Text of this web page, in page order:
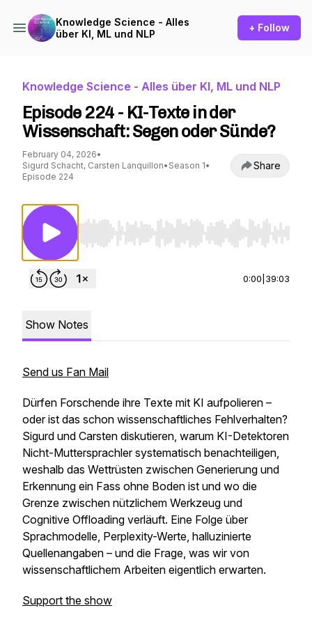
Knowledge Science - Alles
über KI, ML und NLP
+ Follow
Knowledge Science - Alles über KI, ML und NLP
Episode 224 - KI-Texte in der
Wissenschaft: Segen oder Sünde?
February 04, 2026•
Sigurd Schacht, Carsten Lanquillon• Season 1•
Episode 224
Share
Use Left/Right to seek, Home/End to jump to
0:00 39:03
Show Notes
Send us Fan Mail
Dürfen Forschende ihre Texte mit KI aufpolieren –
oder ist das schon wissenschaftliches Fehlverhalten?
Sigurd und Carsten diskutieren, warum KI-Detektoren
Nicht-Muttersprachler systematisch benachteiligen,
weshalb das Wettrüsten zwischen Generierung und
Erkennung ein Fass ohne Boden ist und wo die
Grenze zwischen nützlichem Werkzeug und
Cognitive Offloading verläuft. Eine Folge über
Sprachmodelle, Perplexity-Werte, halluzinierte
Quellenangaben – und die Frage, was wir von
wissenschaftlichem Arbeiten eigentlich erwarten.
Support the show